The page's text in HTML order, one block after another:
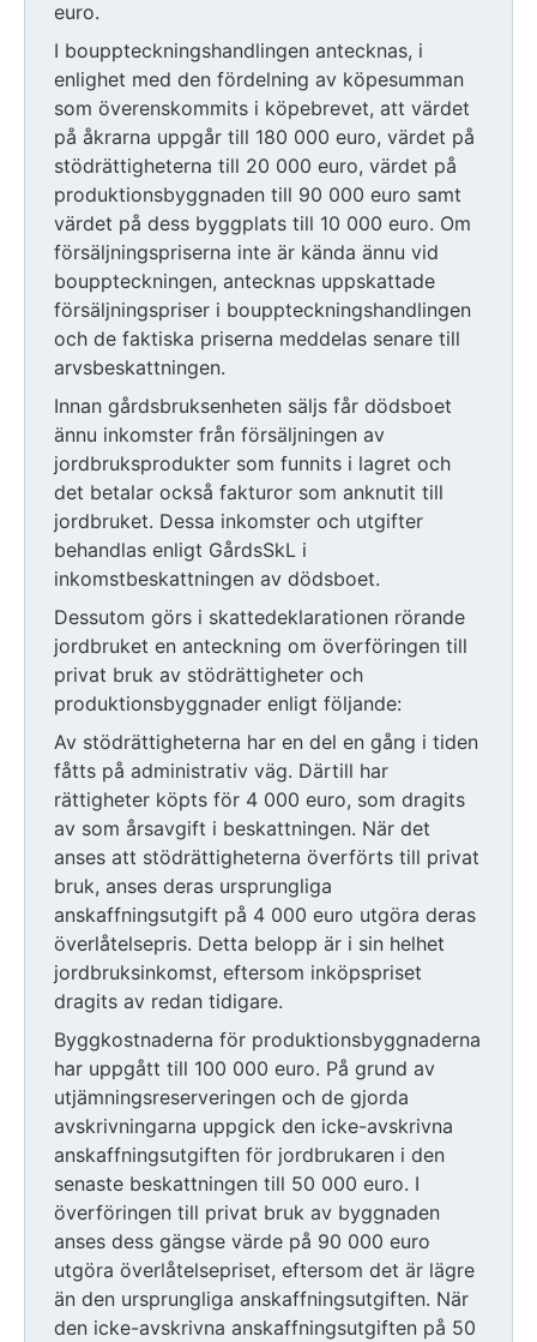
euro.
I bouppteckningshandlingen antecknas, i
enlighet med den fördelning av köpesumman
som överenskommits i köpebrevet, att värdet
på åkrarna uppgår till 180 000 euro, värdet på
stödrättigheterna till 20 000 euro, värdet på
produktionsbyggnaden till 90 000 euro samt
värdet på dess byggplats till 10 000 euro. Om
försäljningspriserna inte är kända ännu vid
bouppteckningen, antecknas uppskattade
försäljningspriser i bouppteckningshandlingen
och de faktiska priserna meddelas senare till
arvsbeskattningen.
Innan gårdsbruksenheten säljs får dödsboet
ännu inkomster från försäljningen av
jordbruksprodukter som funnits i lagret och
det betalar också fakturor som anknutit till
jordbruket. Dessa inkomster och utgifter
behandlas enligt GårdsSkL i
inkomstbeskattningen av dödsboet.
Dessutom görs i skattedeklarationen rörande
jordbruket en anteckning om överföringen till
privat bruk av stödrättigheter och
produktionsbyggnader enligt följande:
Av stödrättigheterna har en del en gång i tiden
fåtts på administrativ väg. Därtill har
rättigheter köpts för 4 000 euro, som dragits
av som årsavgift i beskattningen. När det
anses att stödrättigheterna överförts till privat
bruk, anses deras ursprungliga
anskaffningsutgift på 4 000 euro utgöra deras
överlåtelsepris. Detta belopp är i sin helhet
jordbruksinkomst, eftersom inköpspriset
dragits av redan tidigare.
Byggkostnaderna för produktionsbyggnaderna
har uppgått till 100 000 euro. På grund av
utjämningsreserveringen och de gjorda
avskrivningarna uppgick den icke-avskrivna
anskaffningsutgiften för jordbrukaren i den
senaste beskattningen till 50 000 euro. I
överföringen till privat bruk av byggnaden
anses dess gängse värde på 90 000 euro
utgöra överlåtelsepriset, eftersom det är lägre
än den ursprungliga anskaffningsutgiften. När
den icke-avskrivna anskaffningsutgiften på 50